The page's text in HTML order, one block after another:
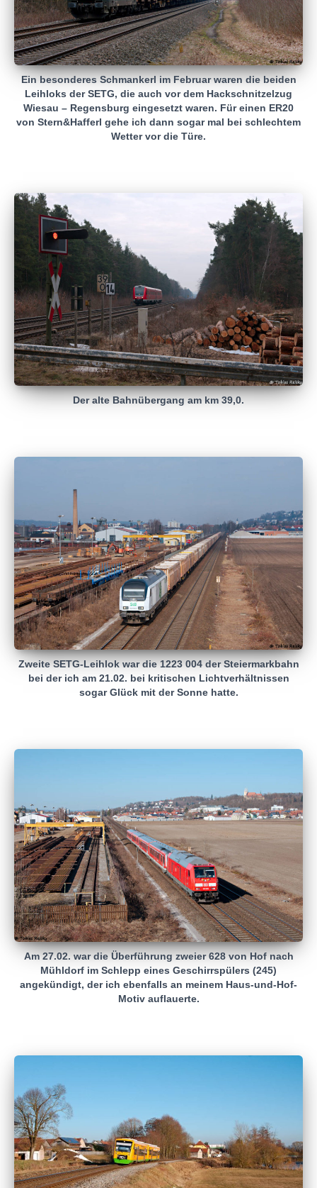
Ein besonderes Schmankerl im Februar waren die beiden
Leihloks der SETG, die auch vor dem Hackschnitzelzug
Wiesau – Regensburg eingesetzt waren. Für einen ER20
von Stern&Hafferl gehe ich dann sogar mal bei schlechtem
Wetter vor die Türe.
Der alte Bahnübergang am km 39,0.
Zweite SETG-Leihlok war die 1223 004 der Steiermarkbahn
bei der ich am 21.02. bei kritischen Lichtverhältnissen
sogar Glück mit der Sonne hatte.
Am 27.02. war die Überführung zweier 628 von Hof nach
Mühldorf im Schlepp eines Geschirrspülers (245)
angekündigt, der ich ebenfalls an meinem Haus-und-Hof-
Motiv auflauerte.